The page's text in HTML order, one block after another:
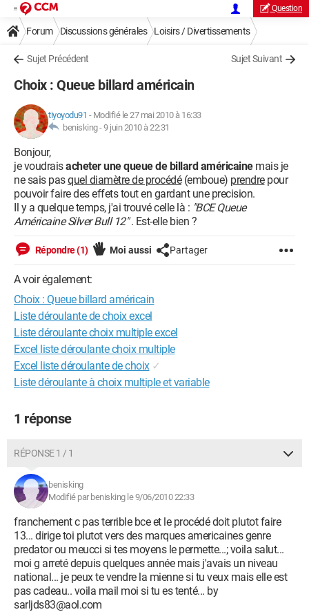
Question
Forum Discussions générales Loisirs / Divertissements
Sujet Précédent Sujet Suivant
Choix : Queue billard américain
tiyoyodu91 - Modifié le 27 mai 2010 à 16:33
benisking -9 juin 2010 à 22:31
Bonjour,
je voudraisacheter une queue de billard américainemais je
ne sais pasquel diamètre de procédé(emboue) prendrepour
pouvoir faire des effets tout en gardant une precision.
Il y a quelque temps, j'ai trouvé celle là : "BCE Queue
Américaine Silver Bull 12". Est-elle bien ?
Répondre (1) Moi aussi Partager
A voir également:
Choix : Queue billard américain
Liste déroulante de choix excel
Liste déroulante choix multiple excel
Excel liste déroulante choix multiple
Excel liste déroulante de choix ✓
Liste déroulante à choix multiple et variable
1 réponse
RÉPONSE 1 / 1
benisking
Modifié par benisking le 9/06/2010 22:33
franchement c pas terrible bce et le procédé doit plutot faire
13... dirige toi plutot vers des marques americaines genre
predator ou meucci si tes moyens le permette...; voila salut...
moi g arreté depuis quelques année mais j'avais un niveau
national... je peux te vendre la mienne si tu veux mais elle est
pas cadeau.. voila mail moi si tu es tenté... by
sarljds83@aol.com